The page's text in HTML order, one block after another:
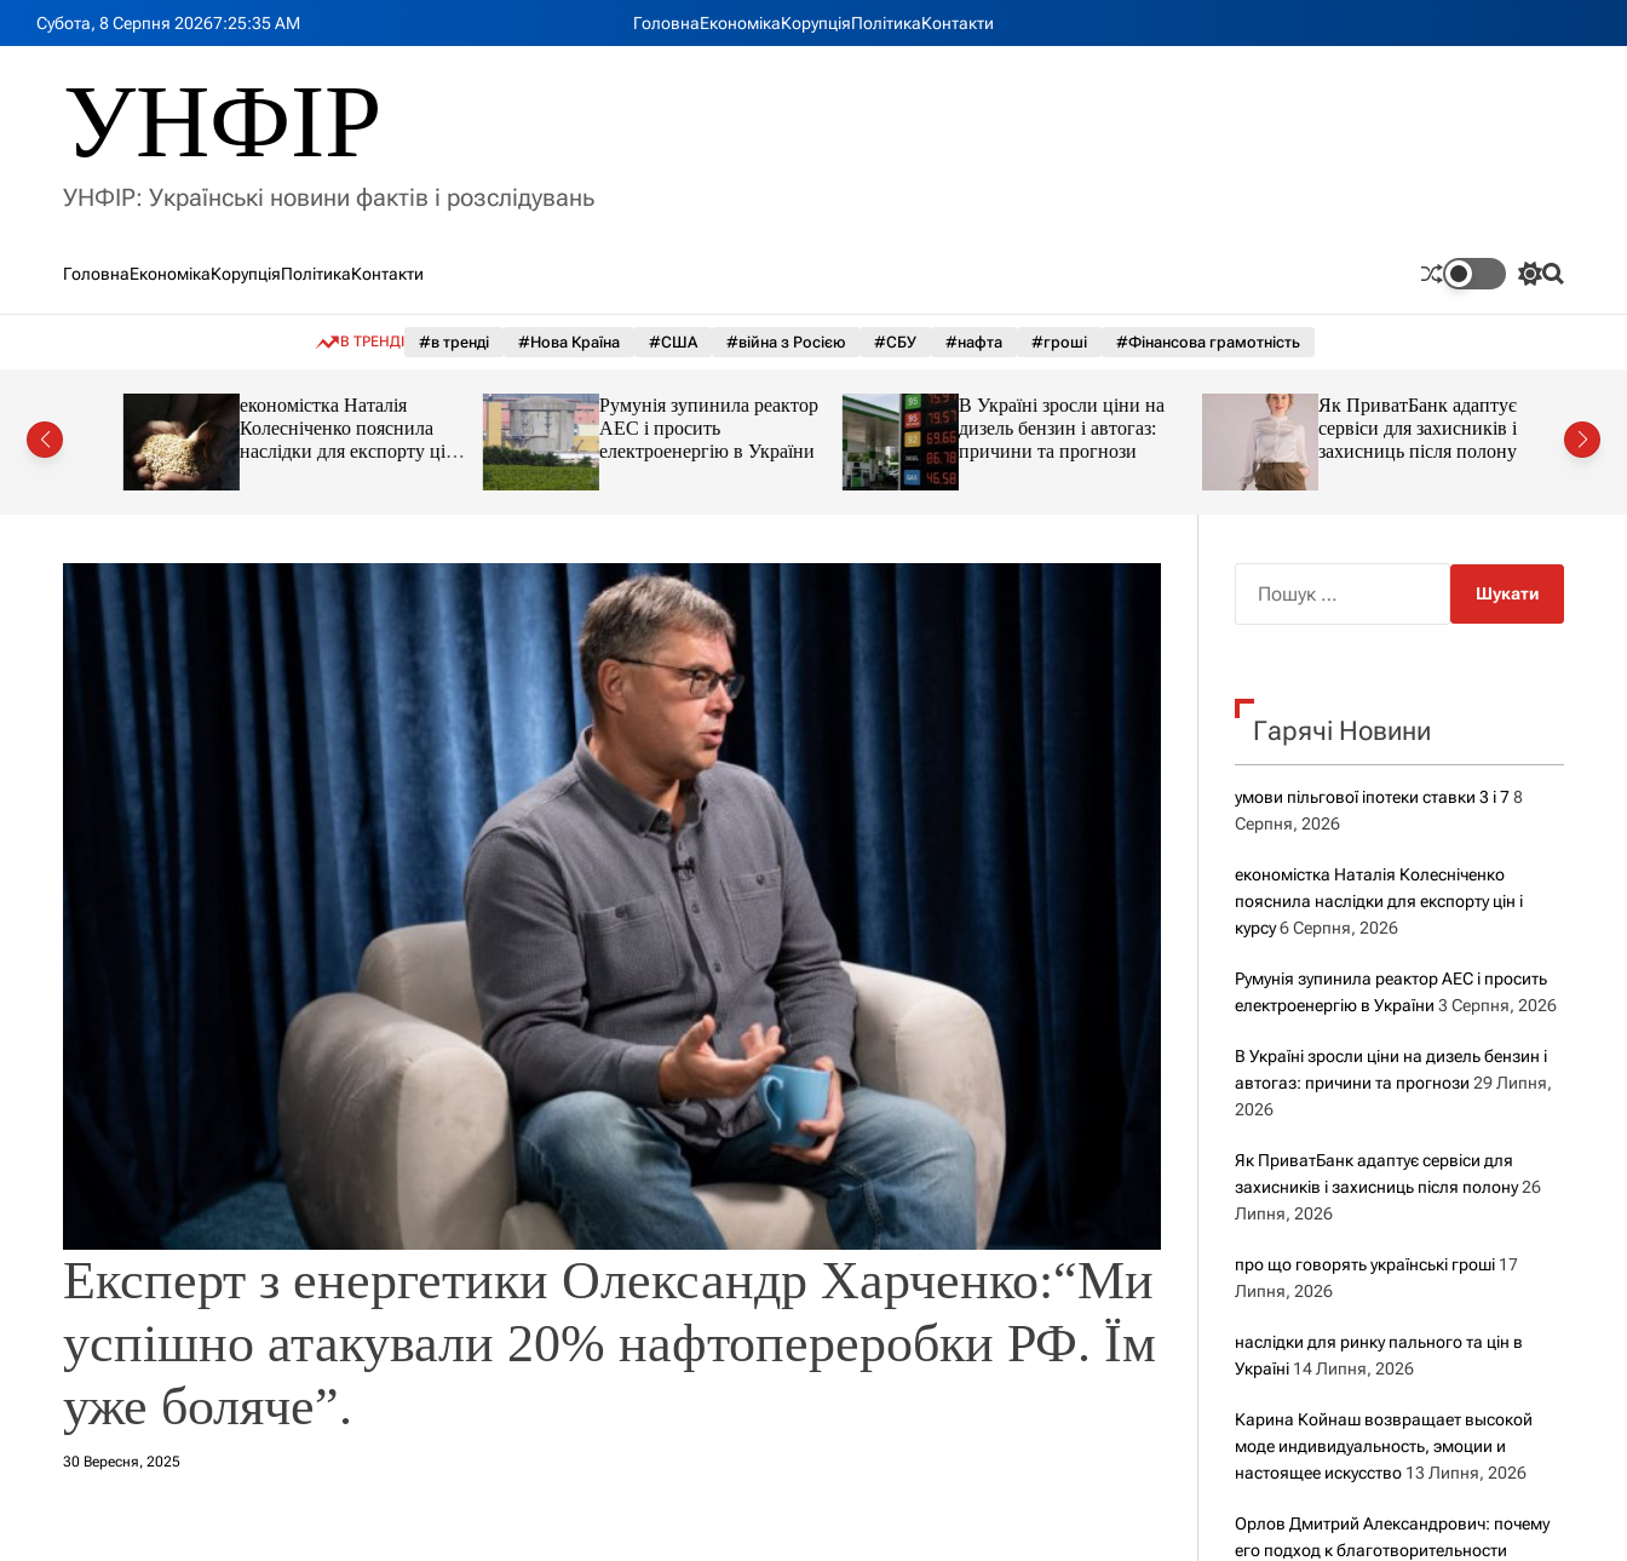
Субота, 8 Серпня 20267:25:37AM ГоловнаЕкономікаКорупціяПолітикаКонтакти
УНФІР
УНФІР: Українські новини фактів і розслідувань
ГоловнаЕкономікаКорупціяПолітикаКонтакти
П
к
а
ч
р
о
у
П
В ТРЕНДІ #в тренді #Нова Країна #США #війна з Росією #СБУ #нафта #гроші #Фінансова грамотність
економістка Наталія
Колесніченко пояснила
наслідки для експорту цін і
курсу
Румунія зупинила реактор
АЕС і просить
електроенергію в України
В Україні зросли ціни на
дизель бензин і автогаз:
причини та прогнози
Як ПриватБанк адаптує
сервіси для захисників і
захисниць після полону
Експерт з енергетики Олександр Харченко:“Ми
успішно атакували 20% нафтопереробки РФ. Їм
уже боляче”.
30 Вересня, 2025
к
Гарячі Новини
умови пільгової іпотеки ставки 3 і 7 8
Серпня, 2026
економістка Наталія Колесніченко
пояснила наслідки для експорту цін і
курсу 6 Серпня, 2026
Румунія зупинила реактор АЕС і просить
електроенергію в України 3 Серпня, 2026
В Україні зросли ціни на дизель бензин і
автогаз: причини та прогнози 29 Липня,
2026
Як ПриватБанк адаптує сервіси для
захисників і захисниць після полону 26
Липня, 2026
про що говорять українські гроші 17
Липня, 2026
наслідки для ринку пального та цін в
Україні 14 Липня, 2026
Карина Койнаш возвращает высокой
моде индивидуальность, эмоции и
настоящее искусство 13 Липня, 2026
Орлов Дмитрий Александрович: почему
его подход к благотворительности